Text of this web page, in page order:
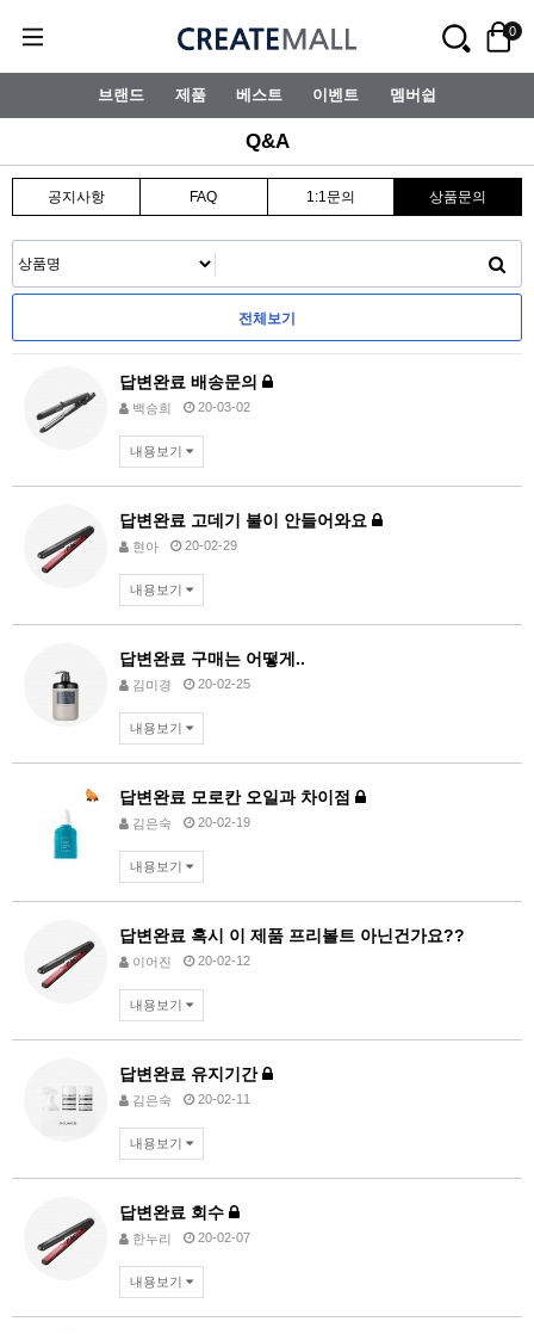
0
브랜드 제품 베스트 이벤트 멤버쉽
Q&A
공지사항 FAQ 1:1문의 상품문의
전체보기
답변완료 배송문의
백승희 20-03-02
내용보기
답변완료 고데기 불이 안들어와요
현아 20-02-29
내용보기
답변완료 구매는 어떻게..
김미경 20-02-25
내용보기
답변완료 모로칸 오일과 차이점
김은숙 20-02-19
내용보기
답변완료 혹시 이 제품 프리볼트 아닌건가요??
이어진 20-02-12
내용보기
답변완료 유지기간
김은숙 20-02-11
내용보기
답변완료 회수
한누리 20-02-07
내용보기